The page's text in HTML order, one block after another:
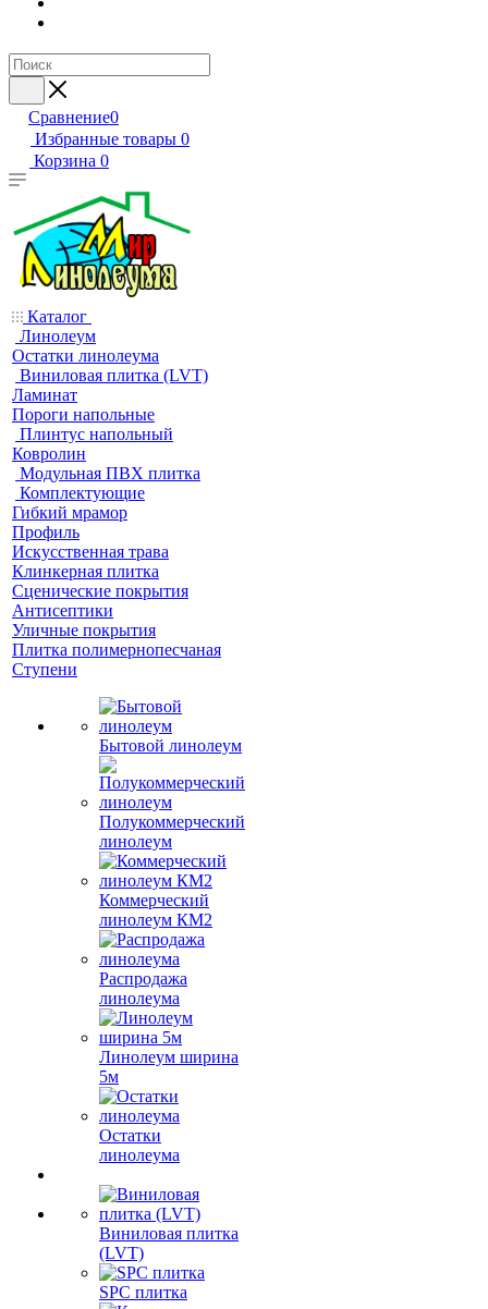
Сравнение0
Избранные товары 0
Корзина 0
Каталог
Линолеум
Остатки линолеума
Виниловая плитка (LVT)
Ламинат
Пороги напольные
Плинтус напольный
Ковролин
Модульная ПВХ плитка
Комплектующие
Гибкий мрамор
Профиль
Искусственная трава
Клинкерная плитка
Сценические покрытия
Антисептики
Уличные покрытия
Плитка полимернопесчаная
Ступени
Бытовой линолеум
Полукоммерческий
линолеум
Коммерческий
линолеум КМ2
Распродажа
линолеума
Линолеум ширина
5м
Остатки
линолеума
Виниловая плитка
(LVT)
SPC плитка